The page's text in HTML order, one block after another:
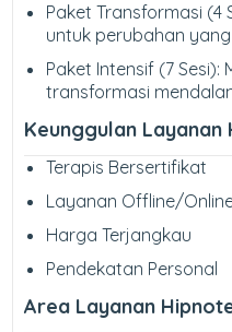
Paket Transformasi (4
untuk perubahan
Paket Intensif (7 Sesi):
transformasi
Keunggulan Layanan
Terapis Bersertifikat
Layanan Offline/
Harga Terjangkau
Pendekatan Personal
Area Layanan